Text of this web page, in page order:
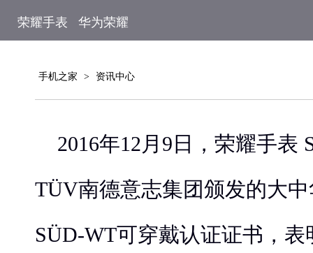
荣耀手表 华为荣耀
手机之家 > 资讯中心
2016年12月9日，荣耀手表
TÜV南德意志集团颁发的大
SÜD-WT可穿戴认证证书，表